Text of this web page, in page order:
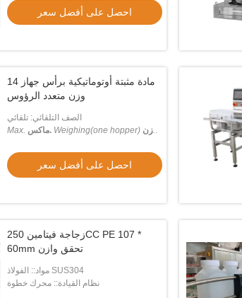
أجهزة التغذية الاهتزازية تصنيع الكهربائية
فيديو
احصل على أفضل سعر
14 مادة مثبتة أوتوماتيكية برأس جهاز
وزن متعدد الرؤوس
الصف التلقائي: تلقائي
Max.
ماكس. Weighing(one hopper) الوزن
احصل على أفضل سعر
زجاجة فيتامين 250CC PE 107 *
60mm تحقق وازن
مواد:: الفولاذ SUS304
نظام القيادة:: محرك خطوة